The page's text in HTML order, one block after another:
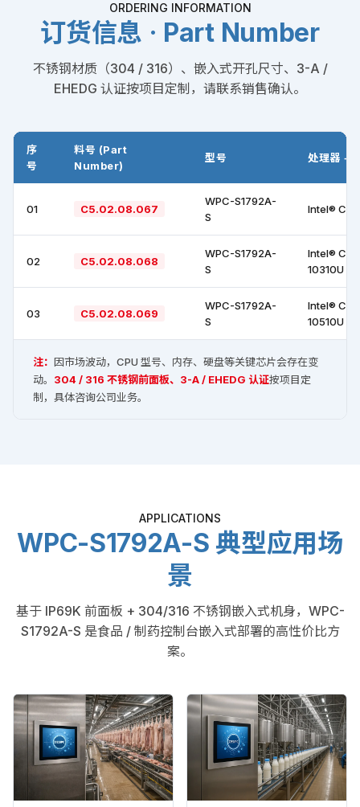
ORDERING INFORMATION
订货信息 · Part Number
不锈钢材质（304 / 316）、嵌入式开孔尺寸、3-A /
EHEDG 认证按项目定制，请联系销售确认。
序
号
料号 (Part
Number)
型号 处理器 +
01 C5.02.08.067
WPC-S1792A-
S
Intel®
02 C5.02.08.068
WPC-S1792A-
S
Intel®
10310U
03 C5.02.08.069
WPC-S1792A-
S
Intel®
10510U
注： 因市场波动，CPU 型号、内存、硬盘等关键芯片会存在变
动。 304 / 316 不锈钢前面板、3-A / EHEDG 认证按项目定
制，具体咨询公司业务。
APPLICATIONS
WPC-S1792A-S 典型应用场
景
基于 IP69K 前面板 + 304/316 不锈钢嵌入式机身，WPC-
S1792A-S 是食品 / 制药控制台嵌入式部署的高性价比方
案。